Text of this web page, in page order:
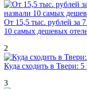
От 15,5 тыс. рублей за
10 самых дешевых
2
Куда сходить в Твери:
3